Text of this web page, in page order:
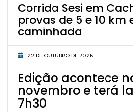
Corrida Sesi em
provas de 5 e 10 km
caminhada
22 DE OUTUBRO DE 2025
Edição acontece
novembro e terá
7h30